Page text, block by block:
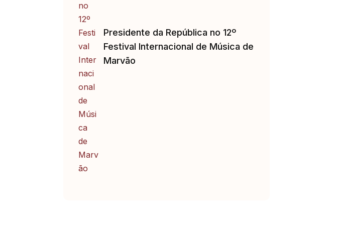
Presidente da República no 12º
Festival Internacional de Música de
Marvão